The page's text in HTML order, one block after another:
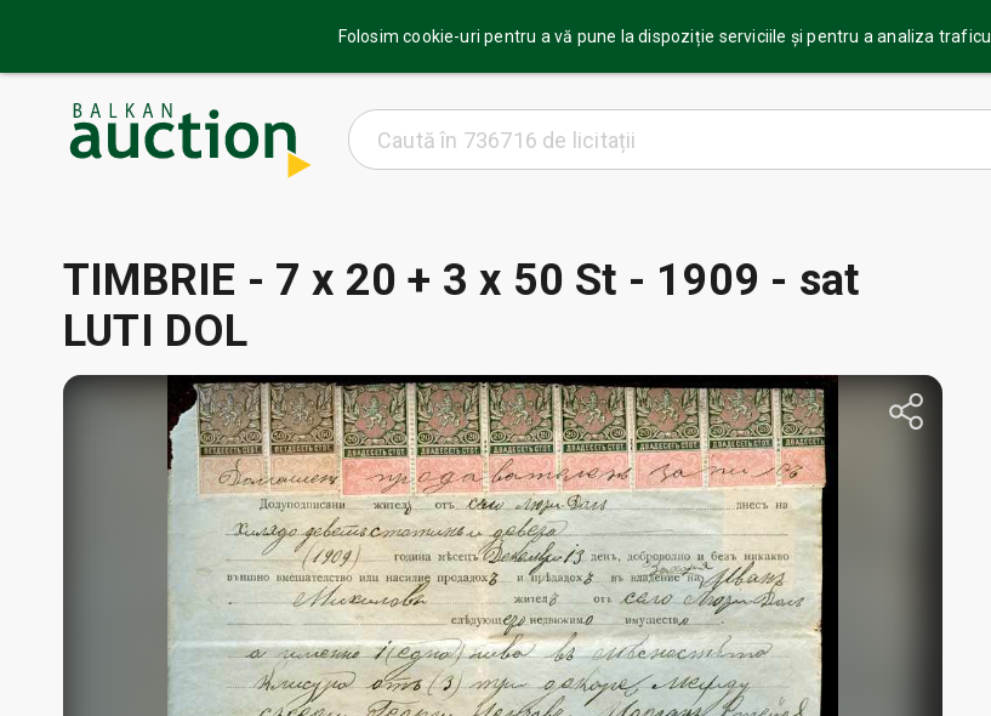
Folosim cookie-uri pentru a vă pune la dispoziție serviciile și pentru a analiza traficul
TIMBRIE - 7 x 20 + 3 x 50 St - 1909 - sat
LUTI DOL